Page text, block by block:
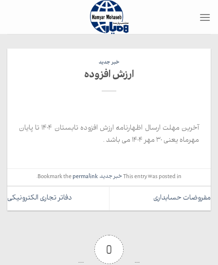
خبر جدید
ارزش افزوده
آخرین مهلت ارسال اظهارنامه ارزش افزوده تابستان 1404 تا پایان
مهرماه یعنی 30 مهر 1404 می باشد .
This entry was posted inخبر جدید. Bookmark the
permalink
.
مفروضات حسابداری دفاتر تجاری الکترونیکی
0